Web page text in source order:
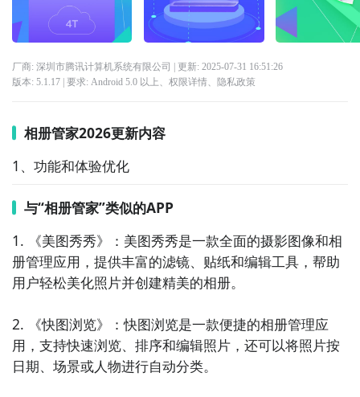
厂商: 深圳市腾讯计算机系统有限公司 | 更新: 2025-07-31 16:51:26
版本: 5.1.17| 要求: Android 5.0 以上、 权限详情、 隐私政策
相册管家2026更新内容
1、功能和体验优化
与“相册管家”类似的APP
1. 《美图秀秀》：美图秀秀是一款全面的摄影图像和相
册管理应用，提供丰富的滤镜、贴纸和编辑工具，帮助
用户轻松美化照片并创建精美的相册。
2. 《快图浏览》：快图浏览是一款便捷的相册管理应
用，支持快速浏览、排序和编辑照片，还可以将照片按
日期、场景或人物进行自动分类。